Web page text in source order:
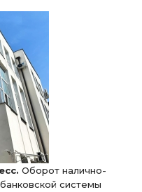
Оборот налично-
системы